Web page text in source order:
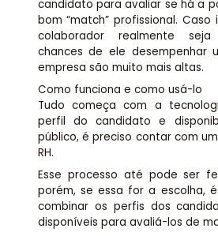
candidato para avaliar se há a
bom “match” profissional.
colaborador realmente
chances de ele desempenhar
empresa são muito mais altas.
Como funciona e como usá-lo
Tudo começa com a
perfil do candidato e
público, é preciso contar com
RH.
Esse processo até pode ser
porém, se essa for a escolha,
combinar os perfis dos
disponíveis para avaliá-los de